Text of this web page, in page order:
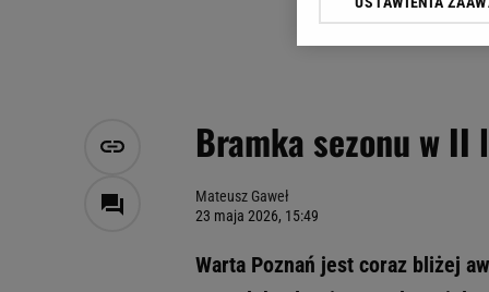
Bramka sezonu w II
Mateusz Gaweł
23 maja 2026, 15:49
Warta Poznań jest coraz bliżej
Klikając „Akceptuję”
Zaufanych Partnerów i
My, nasi Zaufani
Użycie dokładnych